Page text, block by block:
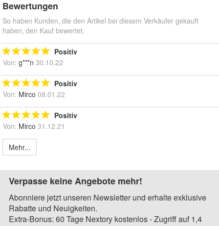
Bewertungen
So haben Kunden, die den Artikel bei diesem Verkäufer gekauft
haben, den Kauf bewertet.
Positiv
Von: g***n 30.10.22
Positiv
Von: Mirco 08.01.22
Positiv
Von: Mirco 31.12.21
Mehr...
Verpasse keine Angebote mehr!
Abonniere jetzt unseren Newsletter und erhalte exklusive
Rabatte und Neuigkeiten.
Extra-Bonus: 60 Tage Nextory kostenlos - Zugriff auf 1,4